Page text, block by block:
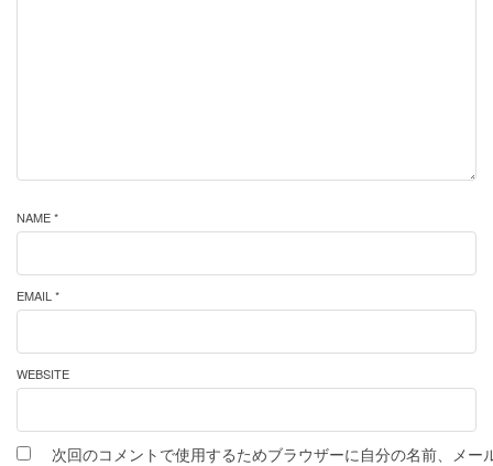
NAME *
EMAIL *
WEBSITE
次回のコメントで使用するためブラウザーに自分の名前、メー